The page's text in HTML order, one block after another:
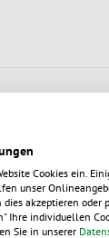
Einsatz im
im LKW.
Cookies ein.
unser
dies akzeptieren oder
Ihre individuellen
Sie in unserer